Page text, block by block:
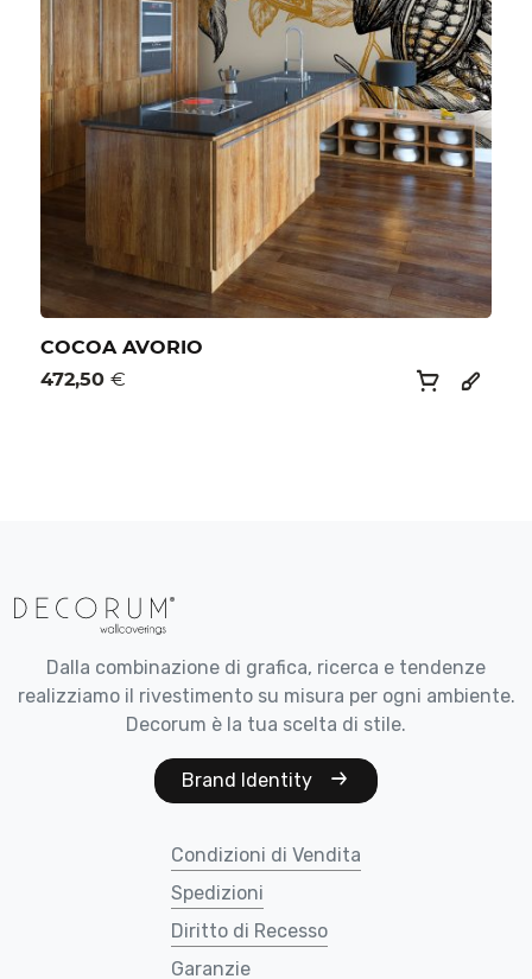
COCOA AVORIO
472,50€
Dalla combinazione di grafica, ricerca e tendenze
realizziamo il rivestimento su misura per ogni ambiente.
Decorum è la tua scelta di stile.
Brand Identity
Condizioni di Vendita
Spedizioni
Diritto di Recesso
Garanzie